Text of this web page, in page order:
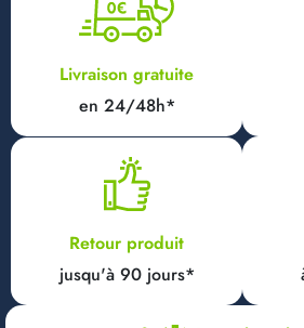
Livraison gratuite
en 24/48h*
Retour produit
jusqu'à 90 jours*